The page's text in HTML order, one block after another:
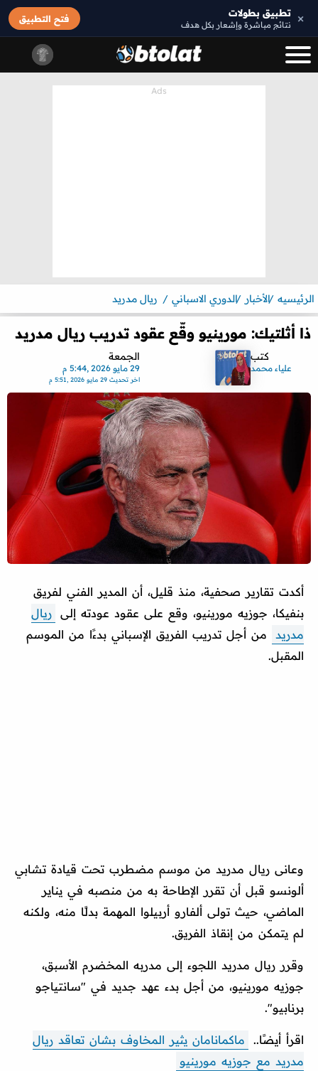
× تطبيق بطولات
نتائج مباشرة وإشعار بكل هدف
فتح التطبيق
الرئيسيه الأخبار الدوري الاسباني ريال مدريد
ذا أثلتيك: مورينيو وقّع عقود تدريب ريال مدريد
كتب
علياء محمد
الجمعة
29 مايو 2026 ,5:44 م
اخر تحديث29 مايو 2026 ,5:51 م
أكدت تقارير صحفية، منذ قليل، أن المدير الفني لفريق
بنفيكا، جوزيه مورينيو، وقع على عقود عودته إلى ريال
مدريد
من أجل تدريب الفريق الإسباني بدءًا من الموسم
المقبل.
وعانى ريال مدريد من موسم مضطرب تحت قيادة تشابي
ألونسو قبل أن تقرر الإطاحة به من منصبه في يناير
الماضي، حيث تولى ألفارو أربيلوا المهمة بدلًا منه، ولكنه
لم يتمكن من إنقاذ الفريق.
وقرر ريال مدريد اللجوء إلى مدربه المخضرم الأسبق،
جوزيه مورينيو، من أجل بدء عهد جديد في "سانتياجو
برنابيو".
اقرأ أيضًا..
ماكمانامان يثير المخاوف بشان تعاقد ريال
مدريد مع جوزيه مورينيو